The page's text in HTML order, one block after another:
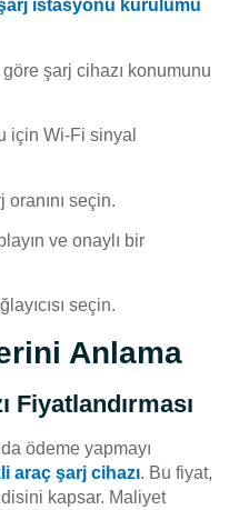
i̇stasyonu kurulumu
göre şarj cihazı konumunu
için Wi-Fi sinyal
oranını seçin.
ve onaylı bir
seçin.
Anlama
Fiyatlandırması
ödeme yapmayı
araç şarj cihazı. Bu fiyat,
kapsar. Maliyet